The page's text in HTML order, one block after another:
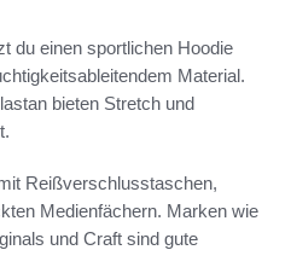
du einen sportlichen Hoodie
Material.
bieten Stretch und
Reißverschlusstaschen,
Medienfächern. Marken wie
und Craft sind gute